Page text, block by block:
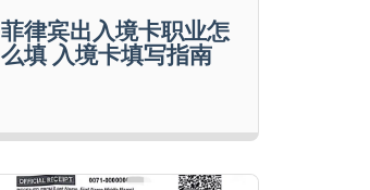
菲律宾出入境卡职业怎
么填 入境卡填写指南